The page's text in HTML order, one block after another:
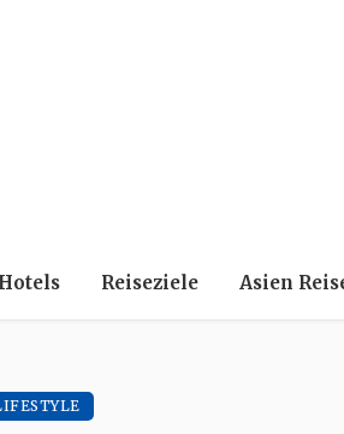
Hotels Reiseziele Asien